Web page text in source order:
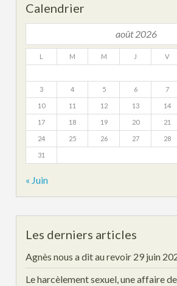
Calendrier
août 2026
L M M J V
3 4 5 6 7
10 11 12 13 14
17 18 19 20 21
24 25 26 27 28
31
« Juin
Les derniers articles
Agnès nous a dit au revoir 29 juin
Le harcèlement sexuel, une affaire